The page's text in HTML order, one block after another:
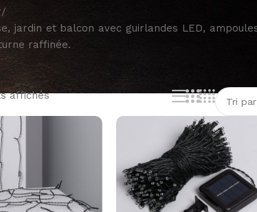
/
jardin et balcon avec guirlandes LED,
raffinée.
affichés